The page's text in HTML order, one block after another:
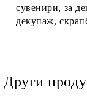
сувенири, за
декупаж,